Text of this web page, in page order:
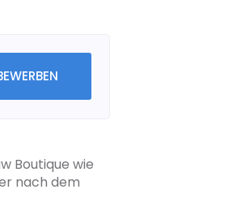
Boutique wie
nach dem